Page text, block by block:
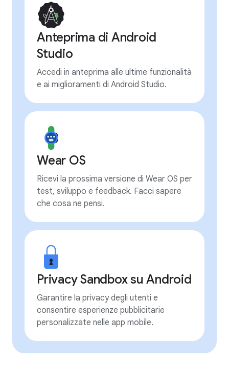
Anteprima di Android
Studio
Accedi in anteprima alle ultime funzionalità
e ai miglioramenti di Android Studio.
Wear OS
Ricevi la prossima versione di Wear OS per
test, sviluppo e feedback. Facci sapere
che cosa ne pensi.
Privacy Sandbox su Android
Garantire la privacy degli utenti e
consentire esperienze pubblicitarie
personalizzate nelle app mobile.